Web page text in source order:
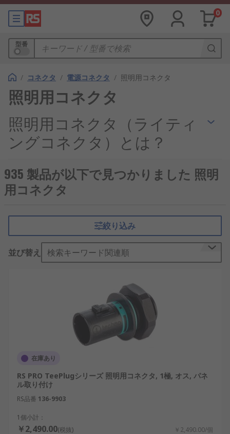
0
型番
/ コネクタ / 電源コネクタ / 照明用コネクタ
照明用コネクタ
照明用コネクタ（ライティ
ングコネクタ）とは？
照明用コネクタは、照明機器と電源、制御機器、配
線を安全かつ確実に接続するための部品です。従来
の直結配線に比べ、施工性や保守性を高める役割を
っています。一般照明から産業用途まで幅広く使用
されており、ライティングコネクタとしても認識さ
れています。
照明用コネクタの仕組み
照明用コネクタは、プラグとソケット、またはオス
とメスの接点構造によって電力や信号を伝送しま
す。定格電圧や定格電流に合わせた設計により、安
全性を確保しながら安定した接続を実現します。
変更が容易になります。特にLED照明用コネクタで
は、電源供給だけでなく制御信号を同時に扱える構
造もあり、照明システム全体の柔軟性向上に貢献し
ます。
照明用コネクタと壁面電源コンセントの違い
935 製品が以下で見つかりました 照明
用コネクタ
絞り込み
並び替え 検索キーワード関連順
在庫あり
RS PRO TeePlugシリーズ 照明用コネクタ, 1極, オス, パネ
ル取り付け
RS品番 136-9903
1個小計：
￥2,490.00(税抜) ￥2,490.00/個